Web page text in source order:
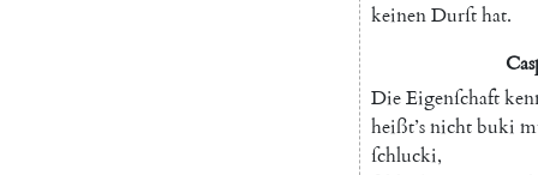
keinenDurſthat.
DieEigenſchaft
heißt’snichtbuki
ſchlucki,